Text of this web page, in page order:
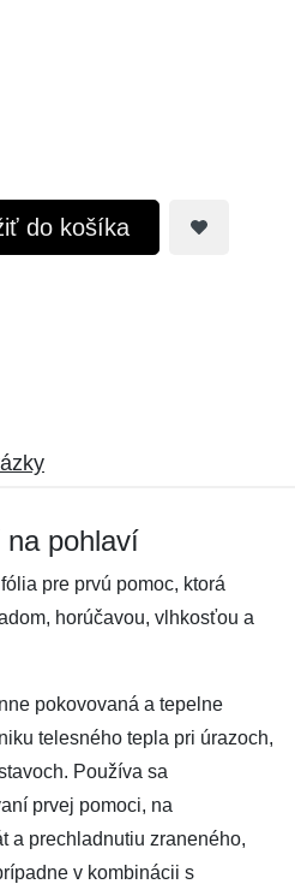
do košíka
na pohlaví
pre prvú pomoc, ktorá
horúčavou, vlhkosťou a
pokovovaná a tepelne
telesného tepla pri úrazoch,
Používa sa
prvej pomoci, na
a prechladnutiu zraneného,
v kombinácii s